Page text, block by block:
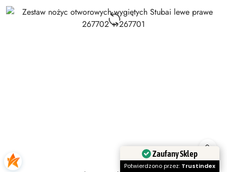
Zaufany Sklep
Potwierdzono przez: Trustindex